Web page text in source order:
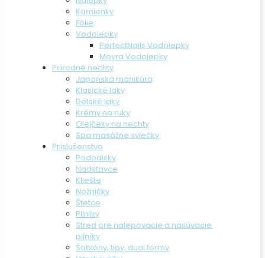
Kamienky
Fólie
Vodolepky
PerfectNails Vodolepky
Moyra Vodolepky
Prírodné nechty
Japonská manikúra
Klasické laky
Detské laky
Krémy na ruky
Olejčeky na nechty
Spa masážne sviečky
Príslušenstvo
Pododisky
Nadstavce
Kliešte
Nožničky
Štetce
Pilníky
Stred pre nalepovacie a nasúvacie
pilníky
Šablóny, tipy, dual formy